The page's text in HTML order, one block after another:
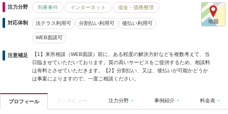
注力分野 刑事事件 インターネット 借金・債務整理
対応体制 法テラス利用可 分割払い利用可 後払い利用可
WEB面談可
注意補足
【1】来所相談（WEB面談）前に、ある程度の解決方針などを複数考えて、当
日臨ませていただいております。質の高いサービスをご提供するため、相談料
は有料とさせていただきます。【2】分割払い、又は、後払いが可能かどうか
は事案によりますので、一度ご相談ください。
プロフィール インタビュー 注力分野 事例紹介 料金表